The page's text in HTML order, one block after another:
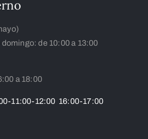
domingo: de 10:00 a 13:00
a 18:00
11:00-12:00 16:00-17:00